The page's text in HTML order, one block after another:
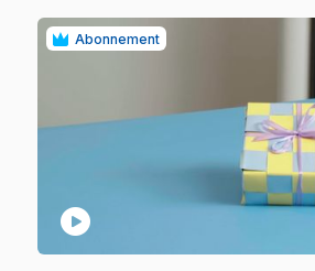
Abonnement
play_circle